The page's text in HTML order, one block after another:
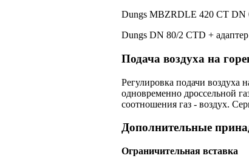
Dungs MBZRDLE 420 CT DN
Dungs DN 80/2 CTD +
Подача воздуха на
Регулировка подачи воздуха
одновременно дроссельной
соотношения газ - воздух.
Дополнительные
Ограничительная вставка